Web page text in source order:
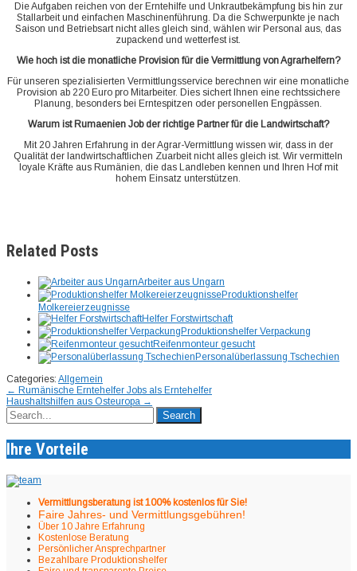
Die Aufgaben reichen von der Erntehilfe und Unkrautbekämpfung bis hin zur
Stallarbeit und einfachen Maschinenführung. Da die Schwerpunkte je nach
Saison und Betriebsart nicht alles gleich sind, wählen wir Personal aus, das
zupackend und wetterfest ist.
Wie hoch ist die monatliche Provision für die Vermittlung von Agrarhelfern?
Für unseren spezialisierten Vermittlungsservice berechnen wir eine monatliche
Provision ab 220 Euro pro Mitarbeiter. Dies sichert Ihnen eine rechtssichere
Planung, besonders bei Erntespitzen oder personellen Engpässen.
Warum ist Rumaenien Job der richtige Partner für die Landwirtschaft?
Mit 20 Jahren Erfahrung in der Agrar-Vermittlung wissen wir, dass in der
Qualität der landwirtschaftlichen Zuarbeit nicht alles gleich ist. Wir vermitteln
loyale Kräfte aus Rumänien, die das Landleben kennen und Ihren Hof mit
hohem Einsatz unterstützen.
Related Posts
Arbeiter aus Ungarn
Produktionshelfer
Molkereierzeugnisse
Helfer Forstwirtschaft
Produktionshelfer Verpackung
Reifenmonteur gesucht
Personalüberlassung Tschechien
Categories: Allgemein
Post
navigation
← Rumänische Erntehelfer Jobs als Erntehelfer
Haushaltshilfen aus Osteuropa →
Ihre Vorteile
Vermittlungsberatung ist 100% kostenlos für Sie!
Faire Jahres- und Vermittlungsgebühren!
Über 10 Jahre Erfahrung
Kostenlose Beratung
Persönlicher Ansprechpartner
Bezahlbare Produktionshelfer